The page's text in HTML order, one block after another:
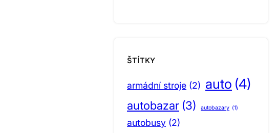
ŠTÍTKY
armádní stroje (2) auto (4)
autobazar (3) autobazary (1)
autobusy (2)